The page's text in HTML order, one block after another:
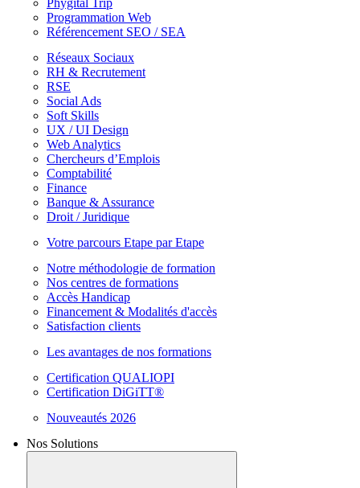
Programmation Web
Référencement SEO / SEA
Réseaux Sociaux
RH & Recrutement
RSE
Social Ads
Soft Skills
UX / UI Design
Web Analytics
Chercheurs d’Emplois
Comptabilité
Finance
Banque & Assurance
Droit / Juridique
Votre parcours Etape par Etape
Notre méthodologie de formation
Nos centres de formations
Accès Handicap
Financement & Modalités d'accès
Satisfaction clients
Les avantages de nos formations
Certification QUALIOPI
Certification DiGiTT®
Nouveautés 2026
Nos Solutions